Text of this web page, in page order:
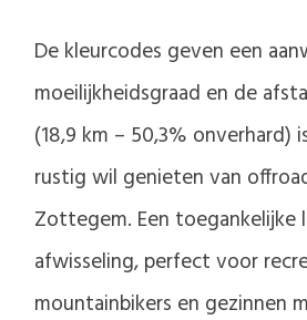
De kleurcodes geven een
moeilijkheidsgraad en de
(18,9 km – 50,3% onverhard)
rustig wil genieten van
Zottegem. Een toegankelijke
afwisseling, perfect voor
mountainbikers en gezinnen